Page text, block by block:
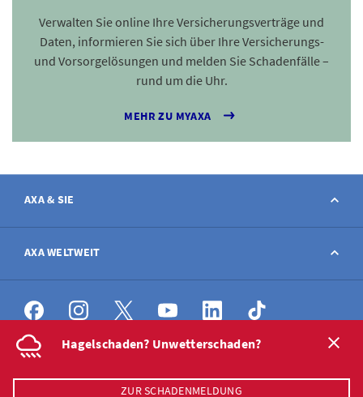
Hagelschaden? Unwetterschaden?
ZUR SCHADENMELDUNG
Verwalten Sie online Ihre Versicherungsverträge und
Daten, informieren Sie sich über Ihre Versicherungs-
und Vorsorgelösungen und melden Sie Schadenfälle –
rund um die Uhr.
MEHR ZU MYAXA
AXA & SIE
Kontakt
Schaden melden
Stellenangebote
AXA WELTWEIT
AXA weltweit
Nutzungshinweise
Datenschutz
Cookie Policy